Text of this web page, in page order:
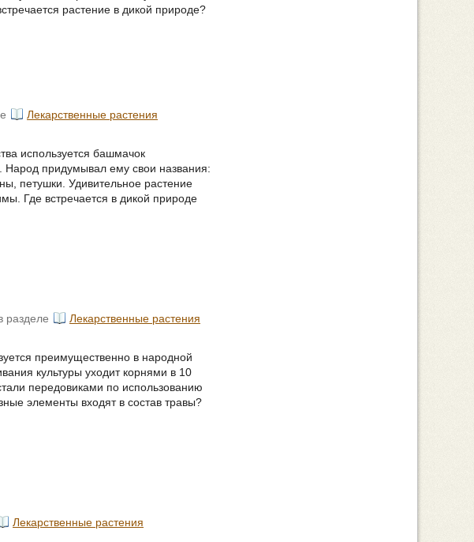
растение в дикой природе?
Лекарственные растения
используется башмачок
Народ придумывал ему свои названия:
петушки. Удивительное растение
Где встречается в дикой природе
разделе Лекарственные растения
преимущественно в народной
культуры уходит корнями в 10
передовиками по использованию
элементы входят в состав травы?
Лекарственные растения